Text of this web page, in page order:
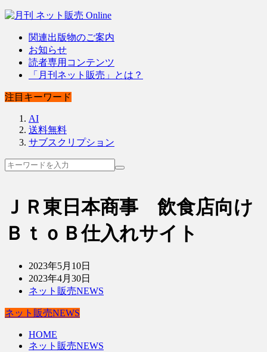
関連出版物のご案内
お知らせ
読者専用コンテンツ
「月刊ネット販売」とは？
注目キーワード
AI
送料無料
サブスクリプション
ＪＲ東日本商事 飲食店向け
ＢｔｏＢ仕入れサイト
2023年5月10日
2023年4月30日
ネット販売NEWS
ネット販売NEWS
HOME
ネット販売NEWS